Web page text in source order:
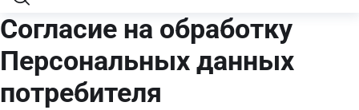
Согласие на обработку
Персональных данных
потребителя